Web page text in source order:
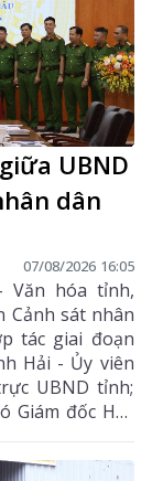
UBND
dân
07/08/2026 16:05
Văn hóa tỉnh,
Cảnh sát nhân
tác giai đoạn
Hải - Ủy viên
UBND tỉnh;
Giám đốc Học
ký kết.